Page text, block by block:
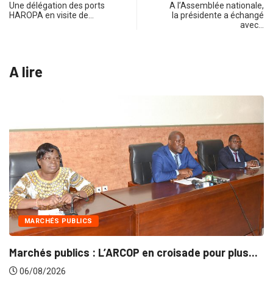
Une délégation des ports
HAROPA en visite de…
A l’Assemblée nationale,
la présidente a échangé
avec…
A lire
pour plus...
INTÉGRATION RÉGIONALE
Gestion concertée et durable du